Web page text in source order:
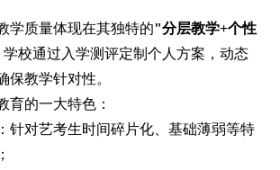
学质量体现在其独特的"分层教学+个性
学校通过入学测评定制个人方案，动态
保教学针对性。
育的一大特色：
：针对艺考生时间碎片化、基础薄弱等特